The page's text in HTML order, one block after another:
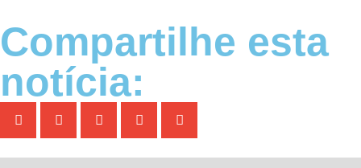
Compartilhe esta
notícia: